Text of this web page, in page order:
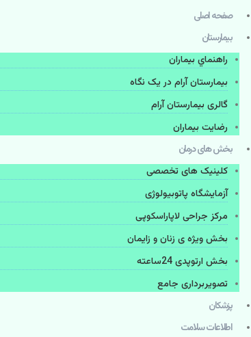
صفحه اصلی
بيمارستان
راهنماي بیماران
بیمارستان آرام در یک نگاه
گالری بیمارستان آرام
رضایت بیماران
بخش های درمان
کلینیک های تخصصی
آزمایشگاه پاتوبیولوژی
مرکز جراحی لاپاراسکوپی
بخش ویژه ی زنان و زایمان
بخش ارتوپدی 24ساعته
تصویربرداری جامع
پزشكان
اطلاعات سلامت